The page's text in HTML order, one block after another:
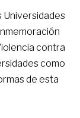
Universidades
contra
como
de esta